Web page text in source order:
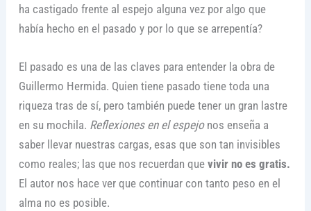
ha castigado frente al espejo alguna vez por algo que
había hecho en el pasado y por lo que se arrepentía?
El pasado es una de las claves para entender la obra de
Guillermo Hermida. Quien tiene pasado tiene toda una
riqueza tras de sí, pero también puede tener un gran lastre
en su mochila. Reflexiones en el espejonos enseña a
saber llevar nuestras cargas, esas que son tan invisibles
como reales; las que nos recuerdan quevivir no es gratis.
El autor nos hace ver que continuar con tanto peso en el
alma no es posible.